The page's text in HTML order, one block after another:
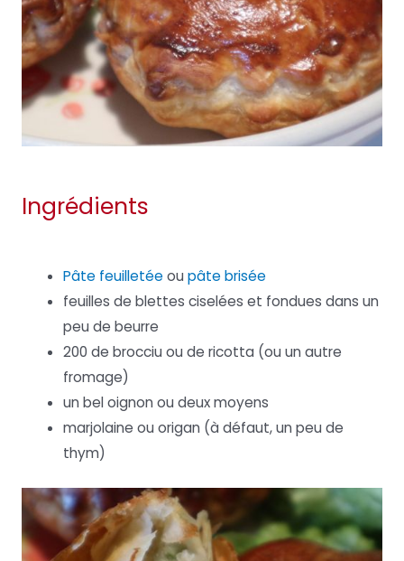
Ingrédients
Pâte feuilletéeoupâte brisée
feuilles de blettes ciselées et fondues dans un
peu de beurre
200 de brocciu ou de ricotta (ou un autre
fromage)
un bel oignon ou deux moyens
marjolaine ou origan (à défaut, un peu de
thym)